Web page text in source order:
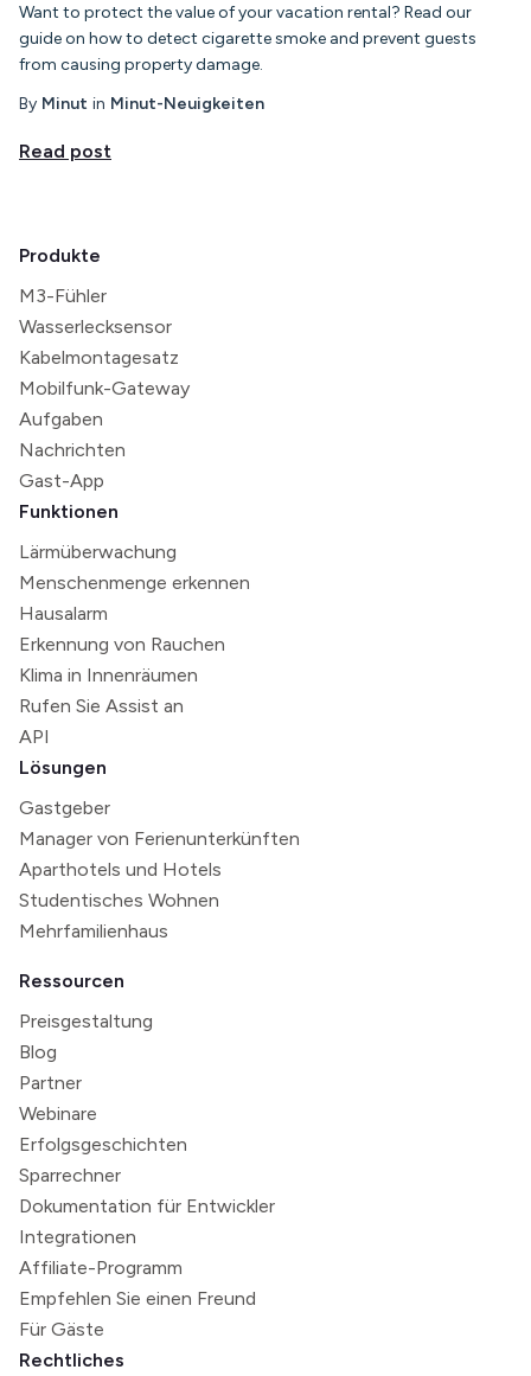
Want to protect the value of your vacation rental? Read our
guide on how to detect cigarette smoke and prevent guests
from causing property damage.
By Minut in Minut-Neuigkeiten
Read post
Produkte
M3-Fühler
Wasserlecksensor
Kabelmontagesatz
Mobilfunk-Gateway
Aufgaben
Nachrichten
Gast-App
Funktionen
Lärmüberwachung
Menschenmenge erkennen
Hausalarm
Erkennung von Rauchen
Klima in Innenräumen
Rufen Sie Assist an
API
Lösungen
Gastgeber
Manager von Ferienunterkünften
Aparthotels und Hotels
Studentisches Wohnen
Mehrfamilienhaus
Ressourcen
Preisgestaltung
Blog
Partner
Webinare
Erfolgsgeschichten
Sparrechner
Dokumentation für Entwickler
Integrationen
Affiliate-Programm
Empfehlen Sie einen Freund
Für Gäste
Rechtliches